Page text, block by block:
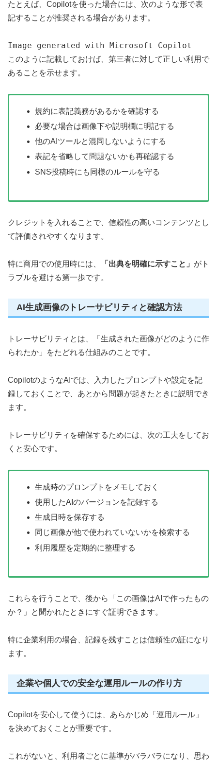
たとえば、Copilotを使った場合には、次のような形で表
記することが推奨される場合があります。
Image generated with Microsoft Copilot
このように記載しておけば、第三者に対して正しい利用で
あることを示せます。
規約に表記義務があるかを確認する
必要な場合は画像下や説明欄に明記する
他のAIツールと混同しないようにする
表記を省略して問題ないかも再確認する
SNS投稿時にも同様のルールを守る
クレジットを入れることで、信頼性の高いコンテンツとし
て評価されやすくなります。
特に商用での使用時には、 「出典を明確に示すこと」 がト
ラブルを避ける第一歩です。
AI生成画像のトレーサビリティと確認方法
トレーサビリティとは、「生成された画像がどのように作
られたか」をたどれる仕組みのことです。
CopilotのようなAIでは、入力したプロンプトや設定を記
録しておくことで、あとから問題が起きたときに説明でき
ます。
トレーサビリティを確保するためには、次の工夫をしてお
くと安心です。
生成時のプロンプトをメモしておく
使用したAIのバージョンを記録する
生成日時を保存する
同じ画像が他で使われていないかを検索する
利用履歴を定期的に整理する
これらを行うことで、後から「この画像はAIで作ったもの
か？」と聞かれたときにすぐ証明できます。
特に企業利用の場合、記録を残すことは信頼性の証になり
ます。
企業や個人での安全な運用ルールの作り方
Copilotを安心して使うには、あらかじめ「運用ルール」
を決めておくことが重要です。
これがないと、利用者ごとに基準がバラバラになり、思わ